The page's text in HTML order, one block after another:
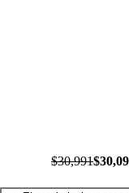
$30,991